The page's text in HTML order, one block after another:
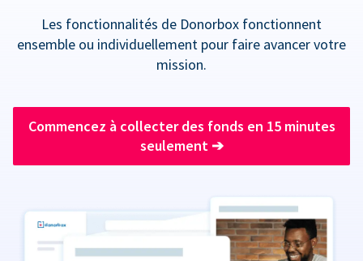
Les fonctionnalités de Donorbox fonctionnent
ensemble ou individuellement pour faire avancer votre
mission.
Commencez à collecter des fonds en 15 minutes
seulement ➔